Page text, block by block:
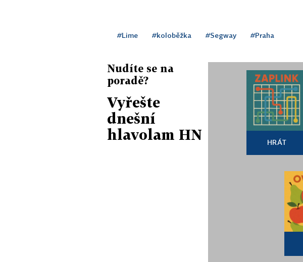
#Lime #koloběžka #Segway #Praha
Nudíte se na
poradě?
Vyřešte
dnešní
hlavolam HN
HRÁT